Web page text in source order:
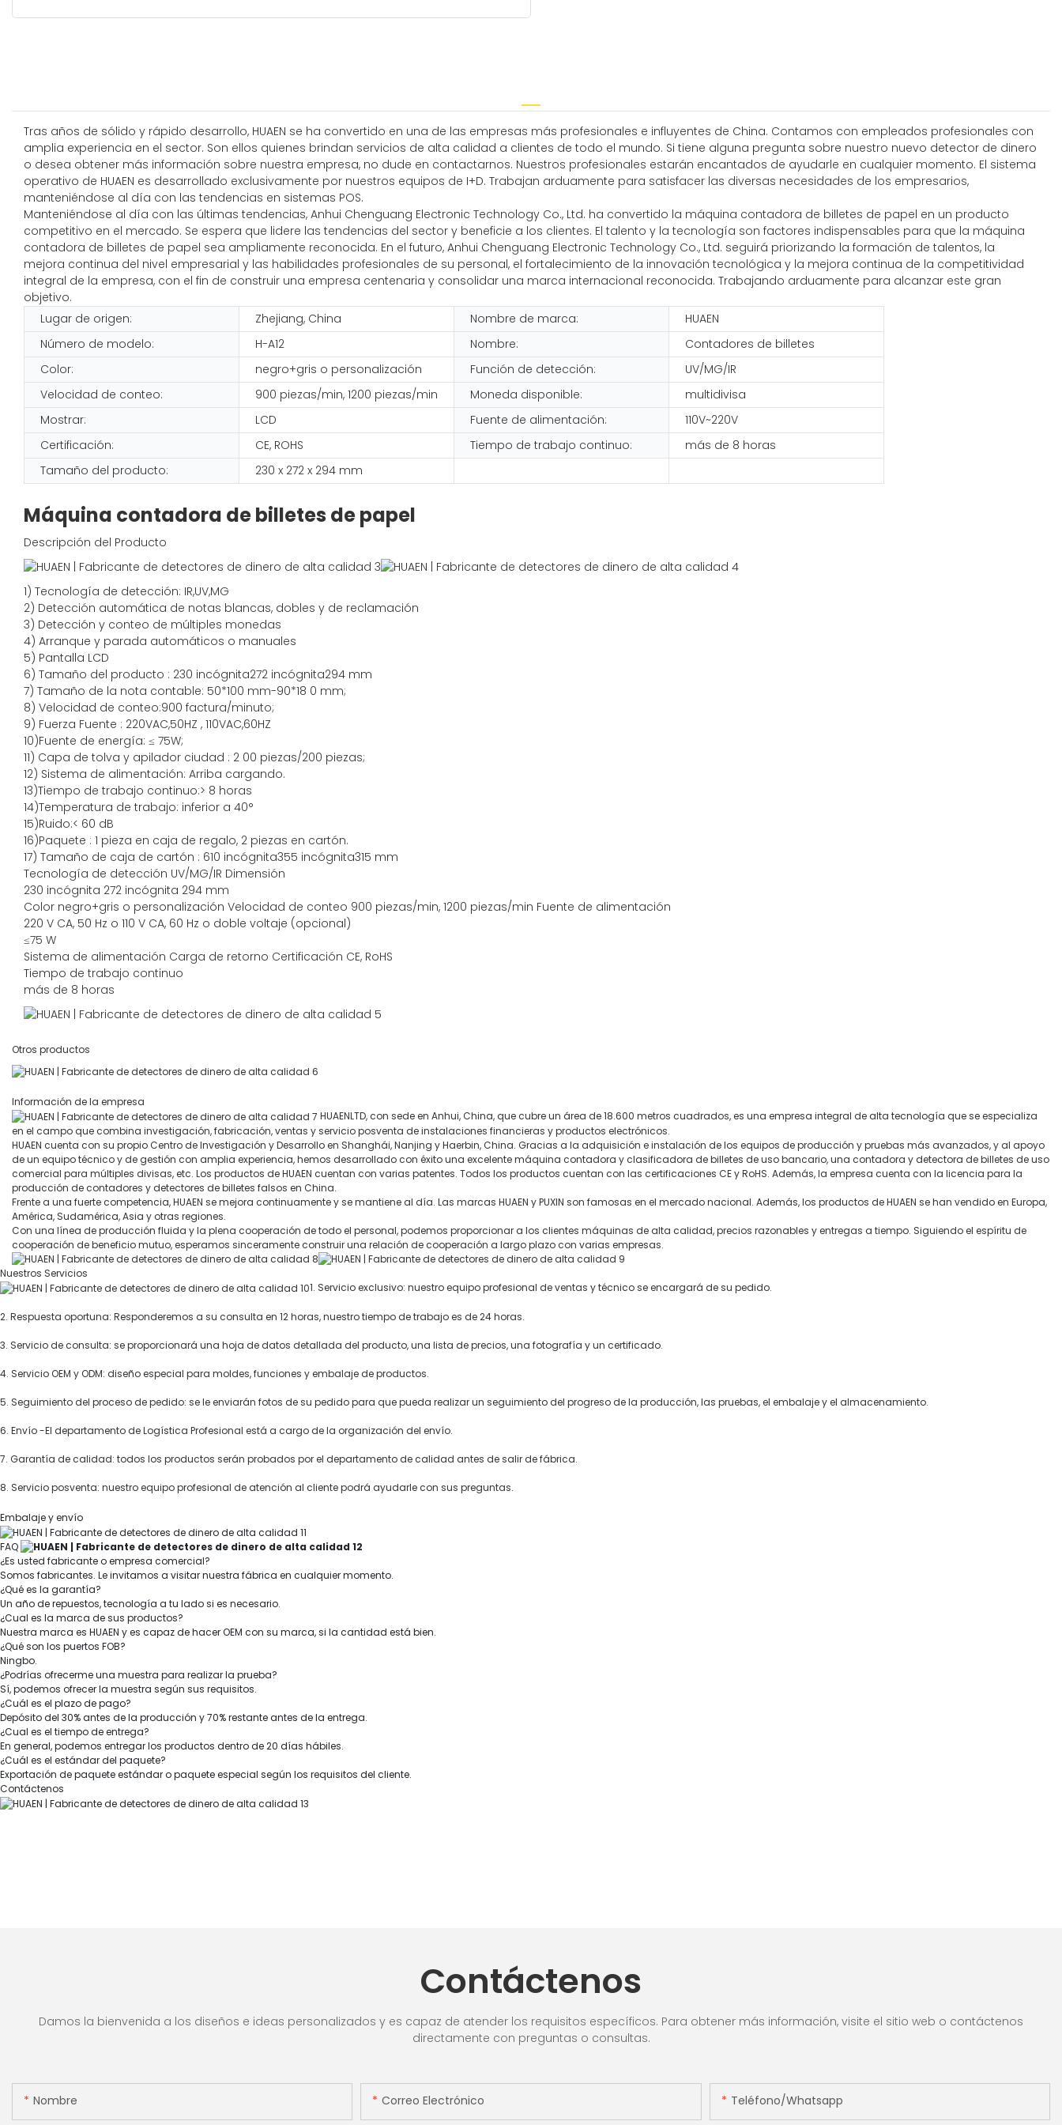
Tras años de sólido y rápido desarrollo, HUAEN se ha convertido en una de las empresas más profesionales e influyentes de China. Contamos con empleados profesionales con
amplia experiencia en el sector. Son ellos quienes brindan servicios de alta calidad a clientes de todo el mundo. Si tiene alguna pregunta sobre nuestro nuevo detector de dinero
o desea obtener más información sobre nuestra empresa, no dude en contactarnos. Nuestros profesionales estarán encantados de ayudarle en cualquier momento. El sistema
operativo de HUAEN es desarrollado exclusivamente por nuestros equipos de I+D. Trabajan arduamente para satisfacer las diversas necesidades de los empresarios,
manteniéndose al día con las tendencias en sistemas POS.
Manteniéndose al día con las últimas tendencias, Anhui Chenguang Electronic Technology Co., Ltd. ha convertido la máquina contadora de billetes de papel en un producto
competitivo en el mercado. Se espera que lidere las tendencias del sector y beneficie a los clientes. El talento y la tecnología son factores indispensables para que la máquina
contadora de billetes de papel sea ampliamente reconocida. En el futuro, Anhui Chenguang Electronic Technology Co., Ltd. seguirá priorizando la formación de talentos, la
mejora continua del nivel empresarial y las habilidades profesionales de su personal, el fortalecimiento de la innovación tecnológica y la mejora continua de la competitividad
integral de la empresa, con el fin de construir una empresa centenaria y consolidar una marca internacional reconocida. Trabajando arduamente para alcanzar este gran
objetivo.
Lugar de origen:
Zhejiang, China Nombre de marca:
HUAEN
Número de modelo:
H-A12 Nombre:
Contadores de billetes
Color:
negro+gris o personalización Función de detección:
UV/MG/IR
Velocidad de conteo:
900 piezas/min, 1200 piezas/min Moneda disponible:
multidivisa
Mostrar:
LCD Fuente de alimentación:
110V~220V
Certificación:
CE, ROHS Tiempo de trabajo continuo:
más de 8 horas
Tamaño del producto:
230 x 272 x 294 mm
Máquina contadora de billetes de papel
Descripción del Producto
1) Tecnología de detección: IR,UV,MG
2) Detección automática de notas blancas, dobles y de reclamación
3) Detección y conteo de múltiples monedas
4) Arranque y parada automáticos o manuales
5) Pantalla LCD
6) Tamaño del producto : 230 incógnita272 incógnita294 mm
7) Tamaño de la nota contable: 50*100 mm-90*18 0 mm;
8) Velocidad de conteo:900 factura/minuto;
9) Fuerza Fuente : 220VAC,50HZ , 110VAC,60HZ
10)Fuente de energía: ≤ 75W;
11) Capa de tolva y apilador ciudad : 2 00 piezas/200 piezas;
12) Sistema de alimentación: Arriba cargando.
13)Tiempo de trabajo continuo:> 8 horas
14)Temperatura de trabajo: inferior a 40°
15)Ruido:< 60 dB
16)Paquete : 1 pieza en caja de regalo, 2 piezas en cartón.
17) Tamaño de caja de cartón : 610 incógnita355 incógnita315 mm
Tecnología de detección UV/MG/IR Dimensión
230 incógnita 272 incógnita 294 mm
Color negro+gris o personalización Velocidad de conteo 900 piezas/min, 1200 piezas/min Fuente de alimentación
220 V CA, 50 Hz o 110 V CA, 60 Hz o doble voltaje (opcional)
≤75 W
Sistema de alimentación Carga de retorno Certificación CE, RoHS
Tiempo de trabajo continuo
más de 8 horas
Otros productos
Información de la empresa
HUAENLTD, con sede en Anhui, China, que cubre un área de 18.600 metros cuadrados, es una empresa integral de alta tecnología que se especializa
en el campo que combina investigación, fabricación, ventas y servicio posventa de instalaciones financieras y productos electrónicos.
HUAEN cuenta con su propio Centro de Investigación y Desarrollo en Shanghái, Nanjing y Haerbin, China. Gracias a la adquisición e instalación de los equipos de producción y pruebas más avanzados, y al apoyo
de un equipo técnico y de gestión con amplia experiencia, hemos desarrollado con éxito una excelente máquina contadora y clasificadora de billetes de uso bancario, una contadora y detectora de billetes de uso
comercial para múltiples divisas, etc. Los productos de HUAEN cuentan con varias patentes. Todos los productos cuentan con las certificaciones CE y RoHS. Además, la empresa cuenta con la licencia para la
producción de contadores y detectores de billetes falsos en China.
Frente a una fuerte competencia, HUAEN se mejora continuamente y se mantiene al día. Las marcas HUAEN y PUXIN son famosas en el mercado nacional. Además, los productos de HUAEN se han vendido en Europa,
América, Sudamérica, Asia y otras regiones.
Con una línea de producción fluida y la plena cooperación de todo el personal, podemos proporcionar a los clientes máquinas de alta calidad, precios razonables y entregas a tiempo. Siguiendo el espíritu de
cooperación de beneficio mutuo, esperamos sinceramente construir una relación de cooperación a largo plazo con varias empresas.
Nuestros Servicios
1. Servicio exclusivo: nuestro equipo profesional de ventas y técnico se encargará de su pedido.
2. Respuesta oportuna: Responderemos a su consulta en 12 horas, nuestro tiempo de trabajo es de 24 horas.
3. Servicio de consulta: se proporcionará una hoja de datos detallada del producto, una lista de precios, una fotografía y un certificado.
4. Servicio OEM y ODM: diseño especial para moldes, funciones y embalaje de productos.
5. Seguimiento del proceso de pedido: se le enviarán fotos de su pedido para que pueda realizar un seguimiento del progreso de la producción, las pruebas, el embalaje y el almacenamiento.
6. Envío -El departamento de Logística Profesional está a cargo de la organización del envío.
7. Garantía de calidad: todos los productos serán probados por el departamento de calidad antes de salir de fábrica.
8. Servicio posventa: nuestro equipo profesional de atención al cliente podrá ayudarle con sus preguntas.
Embalaje y envío
FAQ
¿Es usted fabricante o empresa comercial?
Somos fabricantes. Le invitamos a visitar nuestra fábrica en cualquier momento.
¿Qué es la garantía?
Un año de repuestos, tecnología a tu lado si es necesario.
¿Cual es la marca de sus productos?
Nuestra marca es HUAEN y es capaz de hacer OEM con su marca, si la cantidad está bien.
¿Qué son los puertos FOB?
Ningbo.
¿Podrías ofrecerme una muestra para realizar la prueba?
Sí, podemos ofrecer la muestra según sus requisitos.
¿Cuál es el plazo de pago?
Depósito del 30% antes de la producción y 70% restante antes de la entrega.
¿Cual es el tiempo de entrega?
En general, podemos entregar los productos dentro de 20 días hábiles.
¿Cuál es el estándar del paquete?
Exportación de paquete estándar o paquete especial según los requisitos del cliente.
Contáctenos
Contáctenos
Damos la bienvenida a los diseños e ideas personalizados y es capaz de atender los requisitos específicos. Para obtener más información, visite el sitio web o contáctenos
directamente con preguntas o consultas.
Nombre Correo Electrónico Teléfono/whatsapp